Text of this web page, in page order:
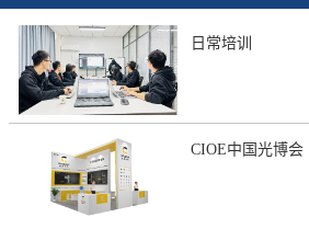
日常培训
CIOE中国光博会